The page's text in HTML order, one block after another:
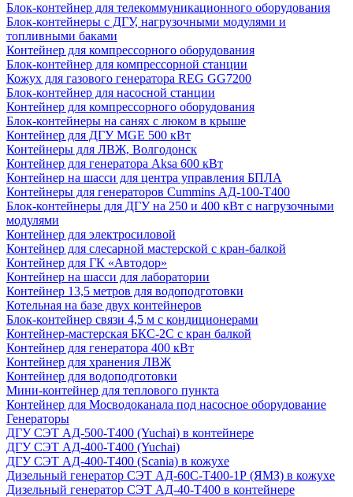
Блок-контейнер для телекоммуникационного оборудования
Блок-контейнеры с ДГУ, нагрузочными модулями и
топливными баками
Контейнер для компрессорного оборудования
Блок-контейнер для компрессорной станции
Кожух для газового генератора REG GG7200
Блок-контейнер для насосной станции
Контейнер для компрессорного оборудования
Блок-контейнеры на санях с люком в крыше
Контейнер для ДГУ MGE 500 кВт
Контейнеры для ЛВЖ, Волгодонск
Контейнер для генератора Aksa 600 кВт
Контейнер на шасси для центра управления БПЛА
Контейнеры для генераторов Cummins АД-100-Т400
Блок-контейнеры для ДГУ на 250 и 400 кВт с нагрузочными
модулями
Контейнер для электросиловой
Контейнер для слесарной мастерской с кран-балкой
Контейнер для ГК «Автодор»
Контейнер на шасси для лаборатории
Контейнер 13,5 метров для водоподготовки
Котельная на базе двух контейнеров
Блок-контейнер связи 4,5 м с кондиционерами
Контейнер-мастерская БКС-2С с кран балкой
Контейнер для генератора 400 кВт
Контейнер для хранения ЛВЖ
Контейнер для водоподготовки
Мини-контейнер для теплового пункта
Контейнер для Мосводоканала под насосное оборудование
Генераторы
ДГУ СЭТ АД-500-Т400 (Yuchai) в контейнере
ДГУ СЭТ АД-400-Т400 (Yuchai)
ДГУ СЭТ АД-400-Т400 (Scania) в кожухе
Дизельный генератор СЭТ АД-60С-Т400-1Р (ЯМЗ) в кожухе
Дизельный генератор СЭТ АД-40-Т400 в контейнере